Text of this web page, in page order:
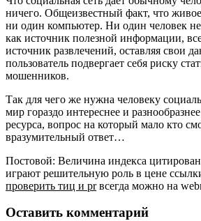
ничего. Общеизвестный факт, что
ни один компьютер. Ни один человек не
как источник полезной информации,
источник развлечений, оставляя свои
пользователь подвергает себя риску
мошенников.
Так для чего же нужна человеку
мир гораздо интереснее и
ресурса, вопрос на который мало кто
вразумительный ответ…
Постовой: Величина индекса
играют решительную роль в цене
проверить тиц и prвсегда можно на
Оставить комментарий